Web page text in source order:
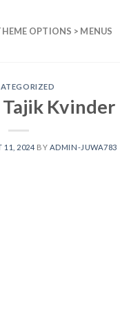
OPTIONS > MENUS
Kvinder
11, 2024 BY ADMIN-JUWA783